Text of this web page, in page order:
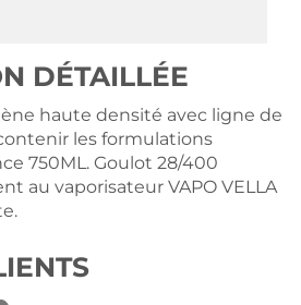
DÉTAILLÉE
haute densité avec ligne de
les formulations
750ML. Goulot 28/400
au vaporisateur VAPO VELLA